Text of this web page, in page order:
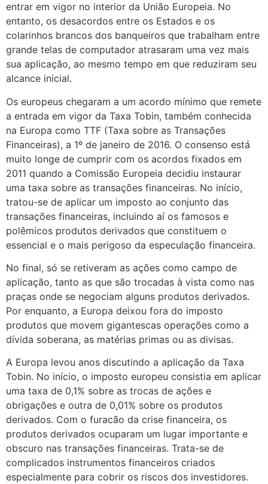
entrar em vigor no interior da União Europeia. No
entanto, os desacordos entre os Estados e os
colarinhos brancos dos banqueiros que trabalham entre
grande telas de computador atrasaram uma vez mais
sua aplicação, ao mesmo tempo em que reduziram seu
alcance inicial.
Os europeus chegaram a um acordo mínimo que remete
a entrada em vigor da Taxa Tobin, também conhecida
na Europa como TTF (Taxa sobre as Transações
Financeiras), a 1º de janeiro de 2016. O consenso está
muito longe de cumprir com os acordos fixados em
2011 quando a Comissão Europeia decidiu instaurar
uma taxa sobre as transações financeiras. No início,
tratou-se de aplicar um imposto ao conjunto das
transações financeiras, incluindo aí os famosos e
polêmicos produtos derivados que constituem o
essencial e o mais perigoso da especulação financeira.
No final, só se retiveram as ações como campo de
aplicação, tanto as que são trocadas à vista como nas
praças onde se negociam alguns produtos derivados.
Por enquanto, a Europa deixou fora do imposto
produtos que movem gigantescas operações como a
dívida soberana, as matérias primas ou as divisas.
A Europa levou anos discutindo a aplicação da Taxa
Tobin. No início, o imposto europeu consistia em aplicar
uma taxa de 0,1% sobre as trocas de ações e
obrigações e outra de 0,01% sobre os produtos
derivados. Com o furacão da crise financeira, os
produtos derivados ocuparam um lugar importante e
obscuro nas transações financeiras. Trata-se de
complicados instrumentos financeiros criados
especialmente para cobrir os riscos dos investidores.